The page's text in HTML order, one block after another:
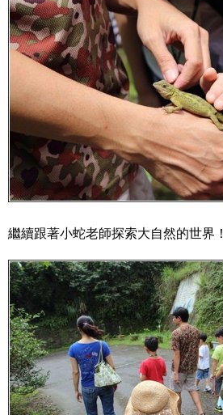
繼續跟著小蛇老師探索大自然的世界！